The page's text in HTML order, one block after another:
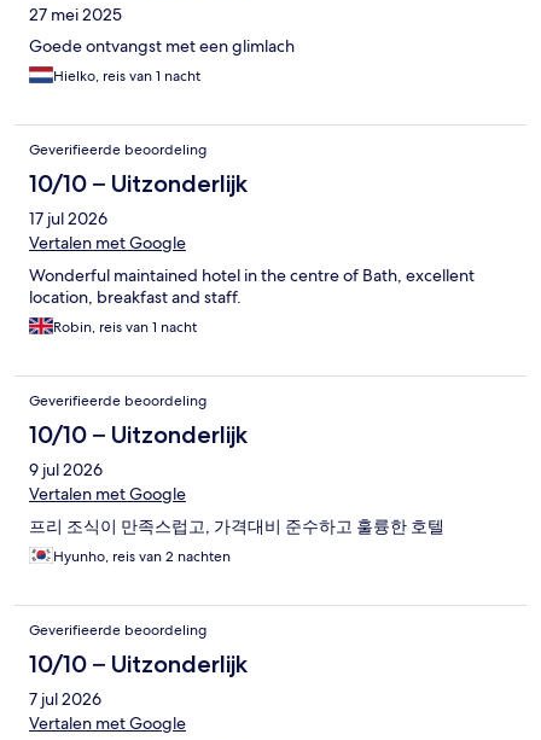
27 mei 2025
Goede ontvangst met een glimlach
Hielko, reis van 1 nacht
Geverifieerde beoordeling
10/10 – Uitzonderlijk
17 jul 2026
Vertalen met Google
Wonderful maintained hotel in the centre of Bath, excellent
location, breakfast and staff.
Robin, reis van 1 nacht
Geverifieerde beoordeling
10/10 – Uitzonderlijk
9 jul 2026
Vertalen met Google
프리 조식이 만족스럽고, 가격대비 준수하고 훌륭한 호텔
Hyunho, reis van 2 nachten
Geverifieerde beoordeling
10/10 – Uitzonderlijk
7 jul 2026
Vertalen met Google